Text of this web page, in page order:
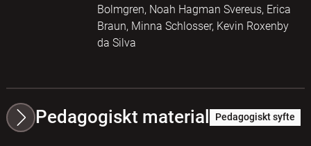
Bolmgren, Noah Hagman Svereus, Erica
Braun, Minna Schlosser, Kevin Roxenby
da Silva
Pedagogiskt material Pedagogiskt syfte